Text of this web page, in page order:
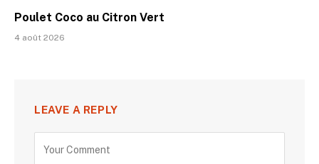
Poulet Coco au Citron Vert
4 août 2026
LEAVE A REPLY